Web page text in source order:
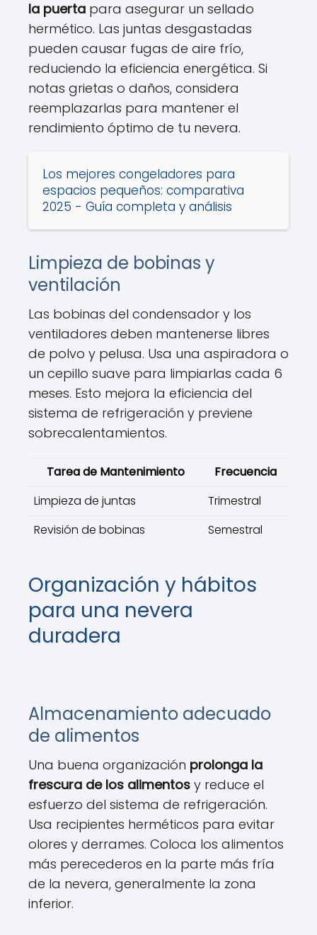
la puerta para asegurar un sellado
hermético. Las juntas desgastadas
pueden causar fugas de aire frío,
reduciendo la eficiencia energética. Si
notas grietas o daños, considera
reemplazarlas para mantener el
rendimiento óptimo de tu nevera.
Los mejores congeladores para
espacios pequeños: comparativa
2025 - Guía completa y análisis
Limpieza de bobinas y
ventilación
Las bobinas del condensador y los
ventiladores deben mantenerse libres
de polvo y pelusa. Usa una aspiradora o
un cepillo suave para limpiarlas cada 6
meses. Esto mejora la eficiencia del
sistema de refrigeración y previene
sobrecalentamientos.
Tarea de Mantenimiento
Frecuencia
Limpieza de juntas
Trimestral
Revisión de bobinas
Semestral
Organización y hábitos
para una nevera
duradera
Almacenamiento adecuado
de alimentos
Una buena organización prolonga la
frescura de los alimentos y reduce el
esfuerzo del sistema de refrigeración.
Usa recipientes herméticos para evitar
olores y derrames. Coloca los alimentos
más perecederos en la parte más fría
de la nevera, generalmente la zona
inferior.